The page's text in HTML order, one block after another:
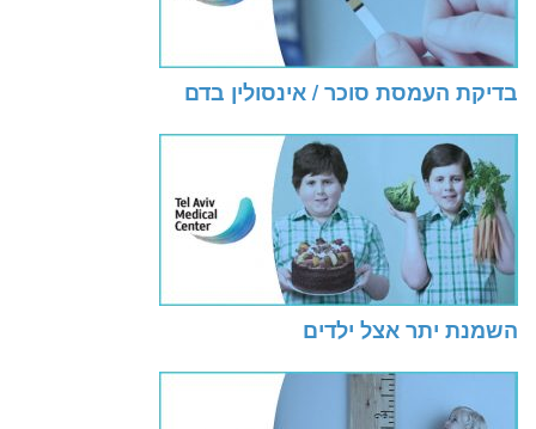
בדיקת העמסת סוכר / אינסולין בדם
השמנת יתר אצל ילדים